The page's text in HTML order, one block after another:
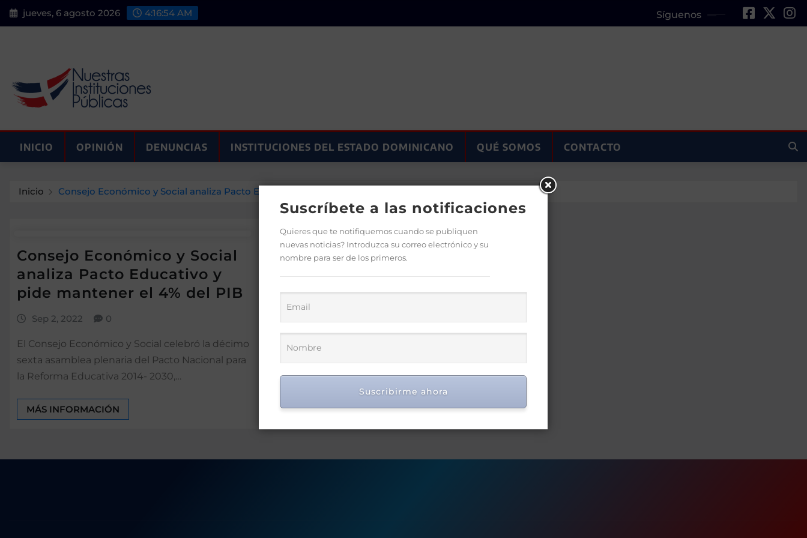
Saltar
al
jueves, 6 agosto 2026 4:16:54 AM Síguenos
INICIO OPINIÓN DENUNCIAS INSTITUCIONES DEL ESTADO DOMINICANO QUÉ SOMOS CONTACTO
Inicio Consejo Económico y Social analiza Pacto Educativo y pide mantener el 4% del PIB
Consejo Económico y Social
analiza Pacto Educativo y
pide mantener el 4% del PIB
Sep 2, 2022 0
El Consejo Económico y Social celebró la décimo
sexta asamblea plenaria del Pacto Nacional para
la Reforma Educativa 2014- 2030,…
MÁS INFORMACIÓN
Suscríbete a las notificaciones
Quieres que te notifiquemos cuando se publiquen
nuevas noticias? Introduzca su correo electrónico y su
nombre para ser de los primeros.
Suscribirme ahora